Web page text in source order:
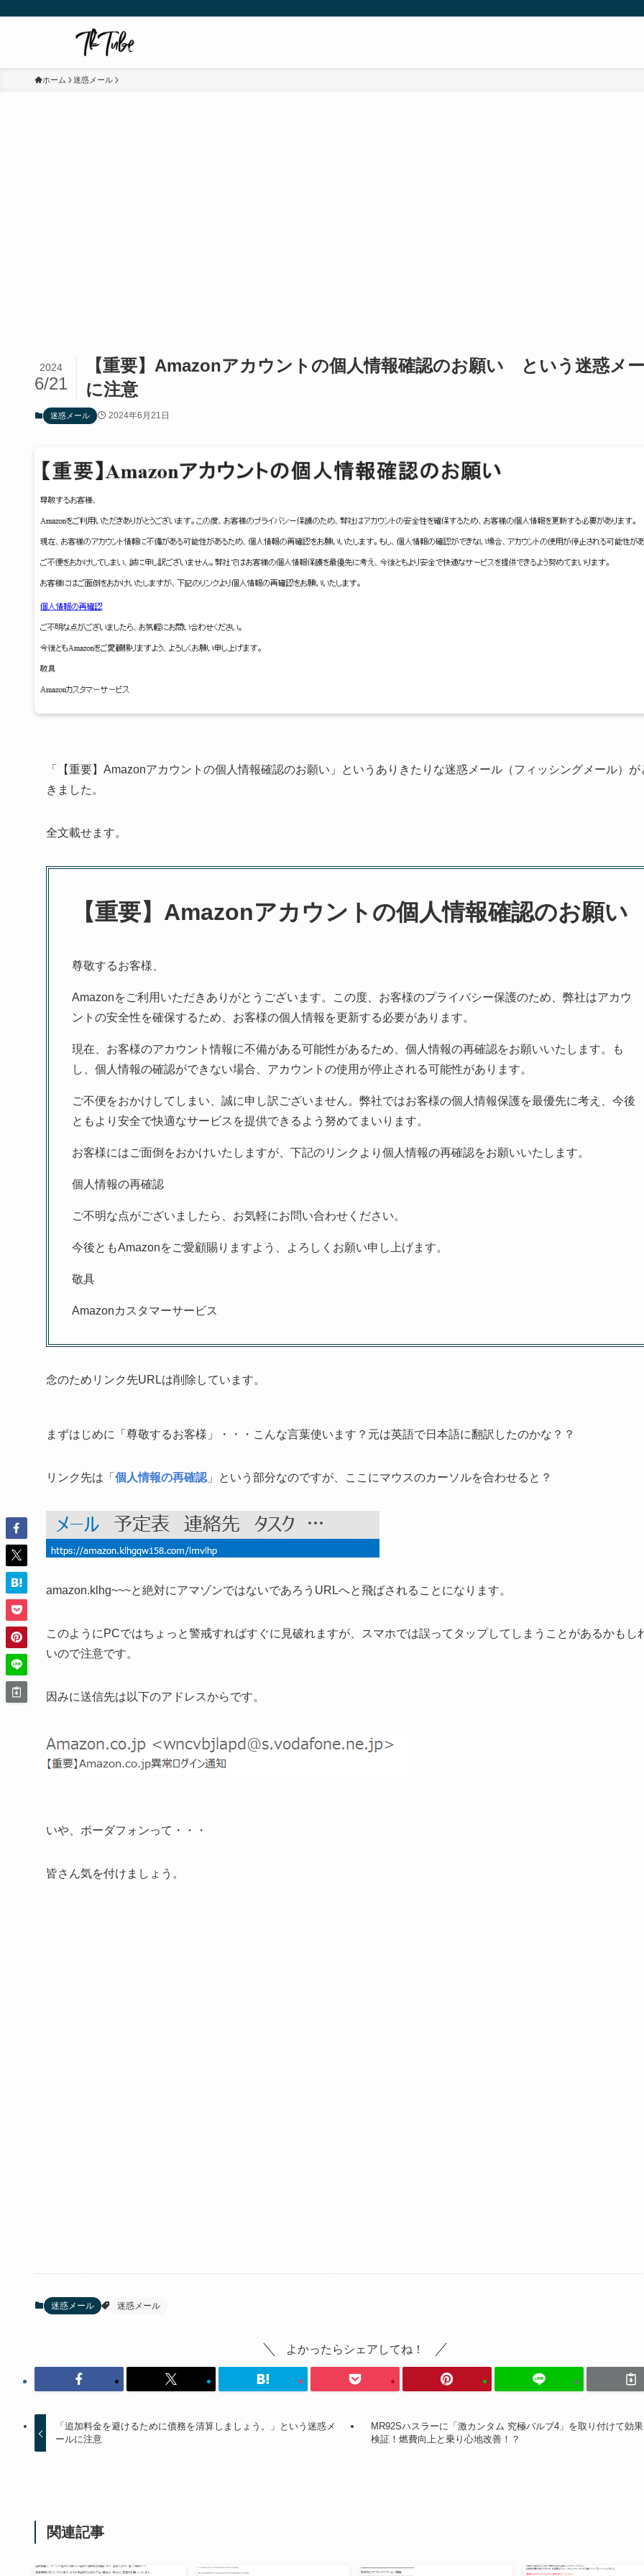
ホーム 迷惑メール
【重要】Amazonアカウントの個人情報確認のお願い という迷惑メ
に注意
2024
6/21
迷惑メール 2024年6月21日
「【重要】Amazonアカウントの個人情報確認のお願い」というありきたりな迷惑メール（フィッシングメール）が
きました。
全文載せます。
【重要】Amazonアカウントの個人情報確認のお願い
尊敬するお客様、
Amazonをご利用いただきありがとうございます。この度、お客様のプライバシー保護のため、弊社はアカウ
ントの安全性を確保するため、お客様の個人情報を更新する必要があります。
現在、お客様のアカウント情報に不備がある可能性があるため、個人情報の再確認をお願いいたします。も
し、個人情報の確認ができない場合、アカウントの使用が停止される可能性があります。
ご不便をおかけしてしまい、誠に申し訳ございません。弊社ではお客様の個人情報保護を最優先に考え、今後
ともより安全で快適なサービスを提供できるよう努めてまいります。
お客様にはご面倒をおかけいたしますが、下記のリンクより個人情報の再確認をお願いいたします。
個人情報の再確認
ご不明な点がございましたら、お気軽にお問い合わせください。
今後ともAmazonをご愛顧賜りますよう、よろしくお願い申し上げます。
敬具
Amazonカスタマーサービス
念のためリンク先URLは削除しています。
まずはじめに「尊敬するお客様」・・・こんな言葉使います？元は英語で日本語に翻訳したのかな？？
リンク先は「 個人情報の再確認 」という部分なのですが、ここにマウスのカーソルを合わせると？
amazon.klhg~~~と絶対にアマゾンではないであろうURLへと飛ばされることになります。
このようにPCではちょっと警戒すればすぐに見破れますが、スマホでは誤ってタップしてしまうことがあるかもし
いので注意です。
因みに送信先は以下のアドレスからです。
いや、ボーダフォンって・・・
皆さん気を付けましょう。
迷惑メール 迷惑メール
よかったらシェアしてね！
「追加料金を避けるために債務を清算しましょう。」という迷惑メ
ールに注意
MR92Sハスラーに「激カンタム 究極バルブ4」を取り付けて効
検証！燃費向上と乗り心地改善！？
関連記事